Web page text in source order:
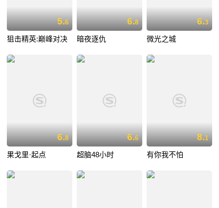
5.6
狙击精英:巅峰对决
6.8
暗夜逐仇
6.3
微光之城
6.8
果戈里·起点
6.6
超脑48小时
8.1
有你我不怕